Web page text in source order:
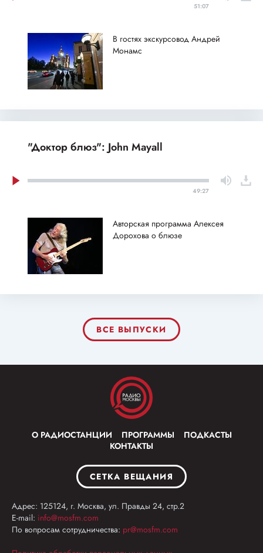
51:07
В гостях экскурсовод Андрей
Монамс
"Доктор блюз": John Mayall
49:27
Авторская программа Алексея
Дорохова о блюзе
ВСЕ ВЫПУСКИ
О РАДИОСТАНЦИИ ПРОГРАММЫ
ПОДКАСТЫ
КОНТАКТЫ
СЕТКА ВЕЩАНИЯ
Адрес: 125124, г. Москва, ул. Правды 24, стр.2
E-mail: info@mosfm.com
По вопросам сотрудничества: pr@mosfm.com